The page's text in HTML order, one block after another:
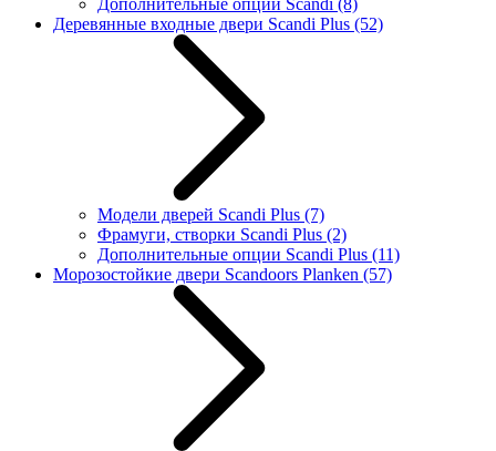
Дополнительные опции Scandi (8)
Деревянные входные двери Scandi Plus (52)
Модели дверей Scandi Plus (7)
Фрамуги, створки Scandi Plus (2)
Дополнительные опции Scandi Plus (11)
Морозостойкие двери Scandoors Planken (57)